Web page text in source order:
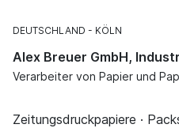
DEUTSCHLAND KÖLN
Alex Breuer GmbH,
Verarbeiter von Papier und
Zeitungsdruckpapiere ·